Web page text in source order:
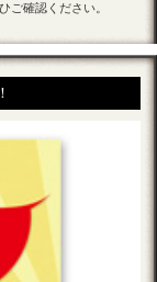
ご確認ください。